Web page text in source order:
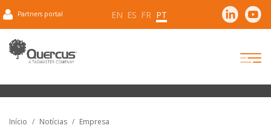
Partners portal EN ES FR PT
Início Notícias Empresa